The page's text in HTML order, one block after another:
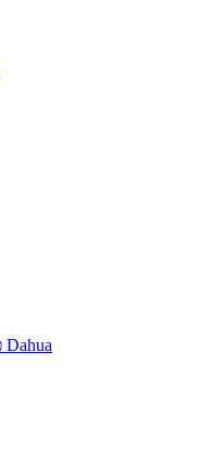
פתיחת קריאת שירות מצלמות Dahua